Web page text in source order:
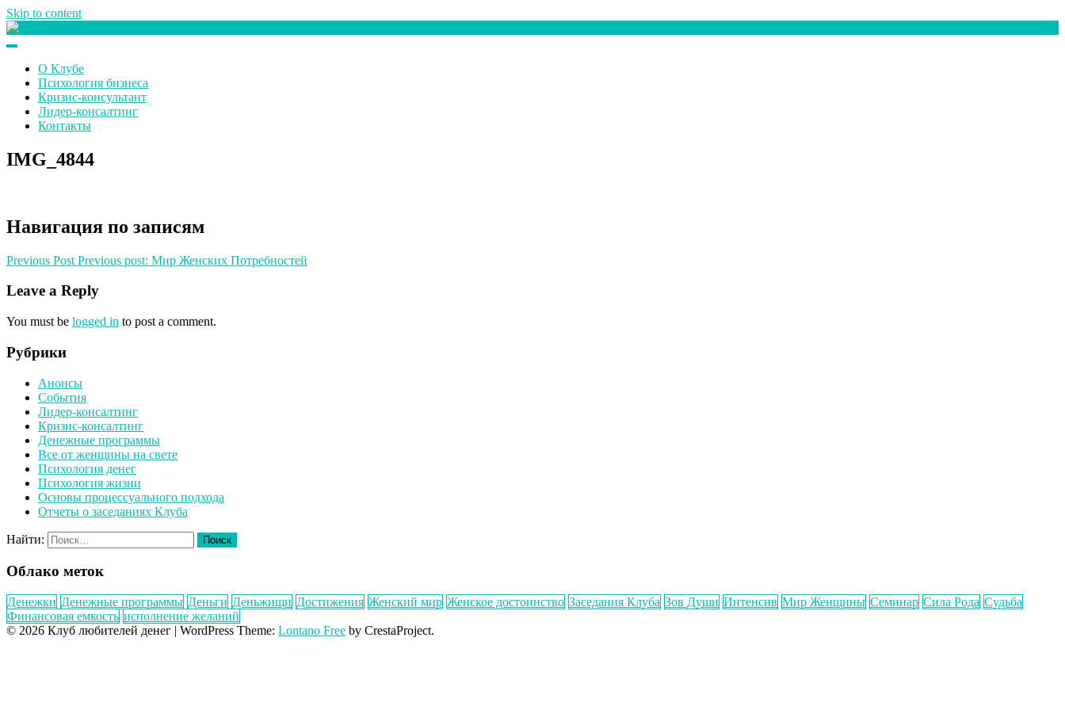
Skip to content
О Клубе
Психология бизнеса
Кризис-консультант
Лидер-консалтинг
Контакты
IMG_4844
Навигация по записям
Previous Post Previous post: Мир Женских Потребностей
Leave a Reply
You must be logged in to post a comment.
Рубрики
Анонсы
События
Лидер-консалтинг
Кризис-консалтинг
Денежные программы
Все от женщины на свете
Психология денег
Психология жизни
Основы процессуального подхода
Отчеты о заседаниях Клуба
Найти:
Облако меток
Денежки Денежные программы Деньги Деньжищи Достижения Женский мир Женское достоинство Заседания Клуба Зов Души Интенсив Мир Женщины Семинар Сила Рода Судьба
Финансовая емкость исполнение желаний
© 2026 Клуб любителей денег | WordPress Theme: Lontano Free by CrestaProject.